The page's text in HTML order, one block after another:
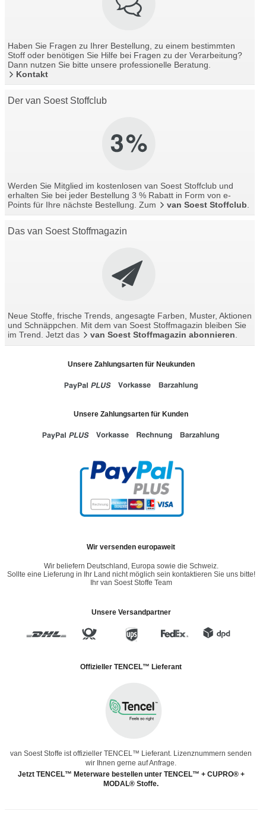
Haben Sie Fragen zu Ihrer Bestellung, zu einem bestimmten
Stoff oder benötigen Sie Hilfe bei Fragen zu der Verarbeitung?
Dann nutzen Sie bitte unsere professionelle Beratung.
Kontakt
Der van Soest Stoffclub
Werden Sie Mitglied im kostenlosen van Soest Stoffclub und
erhalten Sie bei jeder Bestellung 3 % Rabatt in Form von e-
Points für Ihre nächste Bestellung. Zum
van Soest Stoffclub
Das van Soest Stoffmagazin
Neue Stoffe, frische Trends, angesagte Farben, Muster, Aktionen
und Schnäppchen. Mit dem van Soest Stoffmagazin bleiben Sie
im Trend. Jetzt das
van Soest Stoffmagazin abonnieren.
Unsere Zahlungsarten für Neukunden
Unsere Zahlungsarten für Kunden
Wir versenden europaweit
Wir beliefern Deutschland, Europa sowie die Schweiz.
Sollte eine Lieferung in Ihr Land nicht möglich sein kontaktieren Sie uns bitte!
Ihr van Soest Stoffe Team
Unsere Versandpartner
Offizieller TENCEL™ Lieferant
van Soest Stoffe ist offizieller TENCEL™ Lieferant. Lizenznummern senden
wir Ihnen gerne auf Anfrage.
Jetzt TENCEL™ Meterware bestellen unter TENCEL™ + CUPRO® +
MODAL® Stoffe.